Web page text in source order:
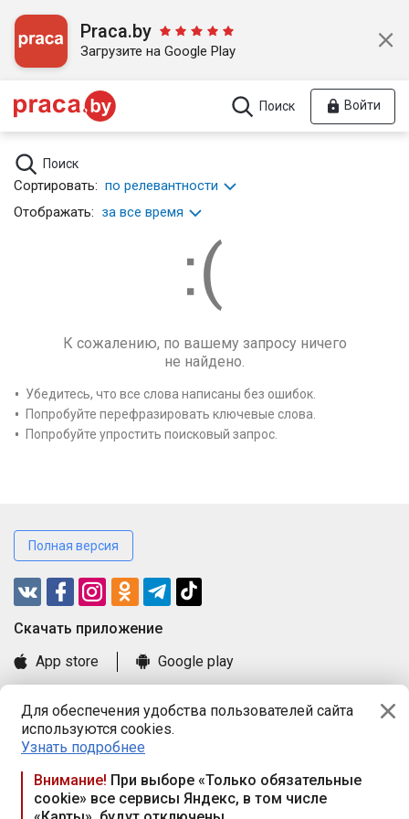
Для обеспечения удобства пользователей сайта
используются cookies.
Узнать подробнее
Внимание! При выборе «Только обязательные
cookie» все сервисы Яндекс, в том числе
Praca.by
Загрузите на Google Play
Поиск Войти
Поиск
Сортировать: по релевантности
Отображать: за все время
К сожалению, по вашему запросу ничего
не найдено.
Убедитесь, что все слова написаны без ошибок.
Попробуйте перефразировать ключевые слова.
Попробуйте упростить поисковый запрос.
Полная версия
Cкачать приложение
App store
Google play
Книга замечаний и предложений
Правила и документы
Praca.by © 2000—2026, ООО «ПРАЦА БАЙ»
Республика Беларусь, 220114, г. Минск, пр-т Независимости
117а, пом. № 9.